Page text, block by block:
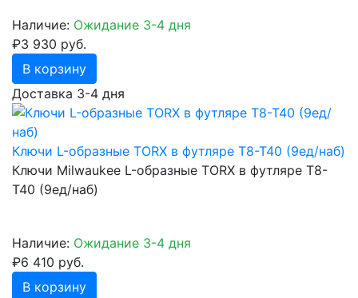
Наличие: Ожидание 3-4 дня
₽3 930 руб.
В корзину
Доставка 3-4 дня
Ключи L-образные TORX в футляре T8-T40 (9ед/наб)
Ключи Milwaukee L-образные TORX в футляре T8-
T40 (9ед/наб)
Наличие: Ожидание 3-4 дня
₽6 410 руб.
В корзину